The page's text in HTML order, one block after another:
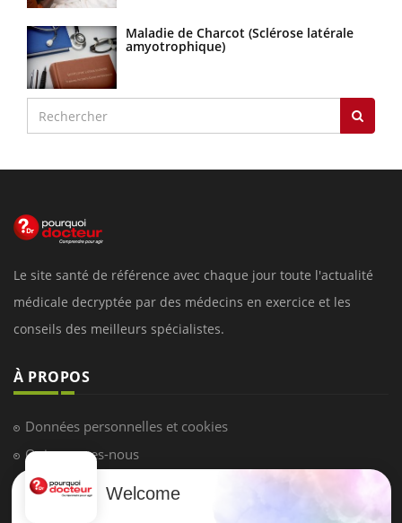
Maladie de Charcot (Sclérose latérale
amyotrophique)
Le site santé de référence avec chaque jour toute l'actualité
médicale decryptée par des médecins en exercice et les
conseils des meilleurs spécialistes.
À PROPOS
Données personnelles et cookies
Qui sommes-nous
Conditions d'utilisation
Welcome